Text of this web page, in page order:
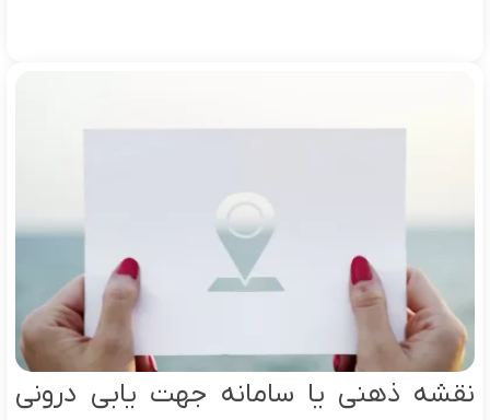
نقشه ذهنی یا سامانه جهت یابی درونی